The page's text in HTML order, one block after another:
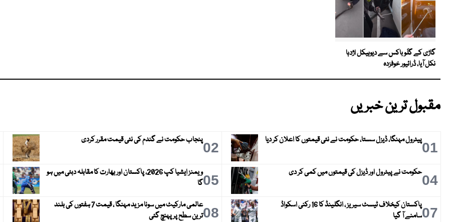
گاڑی کے گلَو باکس سے دیوہیکل اژدہا
نکل آیا، ڈرائیور خوفزدہ
مقبول ترین خبریں
01پیٹرول مہنگا، ڈیزل سستا، حکومت نے نئی قیمتوں کا اعلان کر دیا 02پنجاب حکومت نے گندم کی نئی قیمت مقرر کردی
04حکومت نے پیٹرول اور ڈیزل کی قیمتوں میں کمی کر دی 05
ویمنز ایشیا کپ 2026، پاکستان اور بھارت کا مقابلہ دبئی میں ہو
گا
07
پاکستان کیخلاف ٹیسٹ سیریز ، انگلینڈ کا 16 رکنی اسکواڈ
سامنے آ گیا
08
عالمی مارکیٹ میں سونا مزید مہنگا ، قیمت 7 ہفتوں کی بلند
ترین سطح پر پہنچ گئی